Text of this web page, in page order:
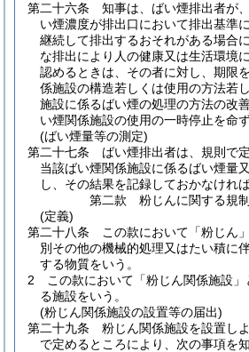
第二十六条
知事は、ばい煙排出者が
い煙濃度が排出口において排出基準
継続して排出するおそれがある場合
な排出により人の健康又は生活環境
認めるときは、その者に対し、期限
係施設の構造若しくは使用の方法若
施設に係るばい煙の処理の方法の改
い煙関係施設の使用の一時停止を命
(ばい煙量等の測定)
第二十七条
ばい煙排出者は、規則で
当該ばい煙関係施設に係るばい煙量
し、その結果を記録しておかなけれ
第二款
粉じんに関する規制
(定義)
第二十八条
この款において「粉じん
別その他の機械的処理又はたい積に
する物質をいう。
2
この款において「粉じん関係施設」
る施設をいう。
(粉じん関係施設の設置等の届出)
第二十九条
粉じん関係施設を設置し
で定めるところにより、次の事項を